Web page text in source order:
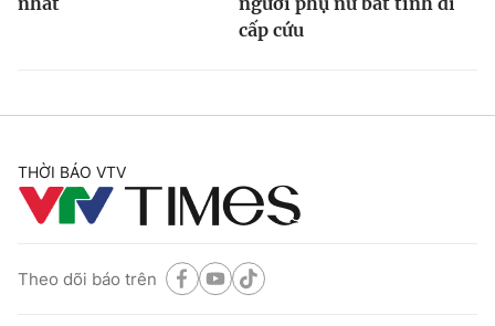
cấp cứu
THỜI BÁO VTV
Theo dõi báo trên